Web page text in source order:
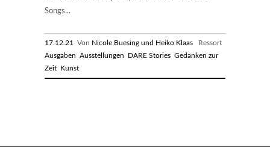
Songs...
17.12.21 Von Nicole Buesing und Heiko Klaas Ressort
Ausgaben Ausstellungen DARE Stories Gedanken zur
Zeit Kunst